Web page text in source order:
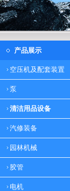
产品展示
空压机及配套装置
泵
清洁用品设备
汽修装备
园林机械
胶管
电机